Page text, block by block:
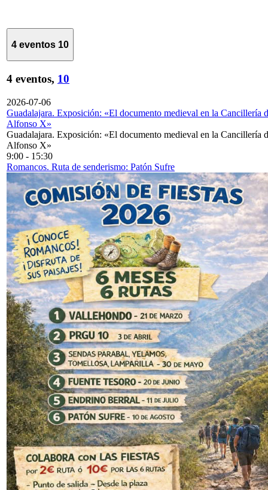
4 eventos 10
4 eventos, 10
2026-07-06
Guadalajara. Exposición: «El documento medieval en la Cancillería
Alfonso X»
Guadalajara. Exposición: «El documento medieval en la Cancillería
Alfonso X»
9:00 - 15:30
Romancos. Ruta de senderismo: Patón Sufre